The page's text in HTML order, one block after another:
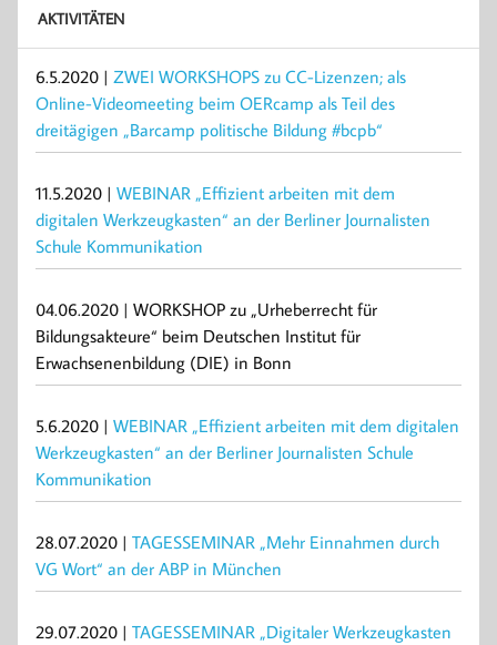
AKTIVITÄTEN
6.5.2020 | ZWEI WORKSHOPS zu CC-Lizenzen; als
Online-Videomeeting beim OERcamp als Teil des
dreitägigen „Barcamp politische Bildung #bcpb“
11.5.2020 | WEBINAR „Effizient arbeiten mit dem
digitalen Werkzeugkasten“ an der Berliner Journalisten
Schule Kommunikation
04.06.2020 | WORKSHOP zu „Urheberrecht für
Bildungsakteure“ beim Deutschen Institut für
Erwachsenenbildung (DIE) in Bonn
5.6.2020 | WEBINAR „Effizient arbeiten mit dem digitalen
Werkzeugkasten“ an der Berliner Journalisten Schule
Kommunikation
28.07.2020 | TAGESSEMINAR „Mehr Einnahmen durch
VG Wort“ an der ABP in München
29.07.2020 | TAGESSEMINAR „Digitaler Werkzeugkasten